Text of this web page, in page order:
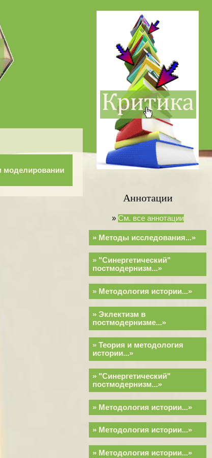
моделировании
Аннотации
» См. все аннотации
» Методы исследования...»
» "Синергетический"
постмодернизм...»
» Методология истории...»
» Эклектизм в
постмодернизме...»
» Теория и методология
истории...»
» "Синергетический"
постмодернизм...»
» Методология истории...»
» Методология истории...»
» Методология истории...»